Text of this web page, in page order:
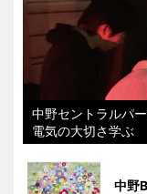
中野セントラルパ
電気の大切さ学ぶ
中野